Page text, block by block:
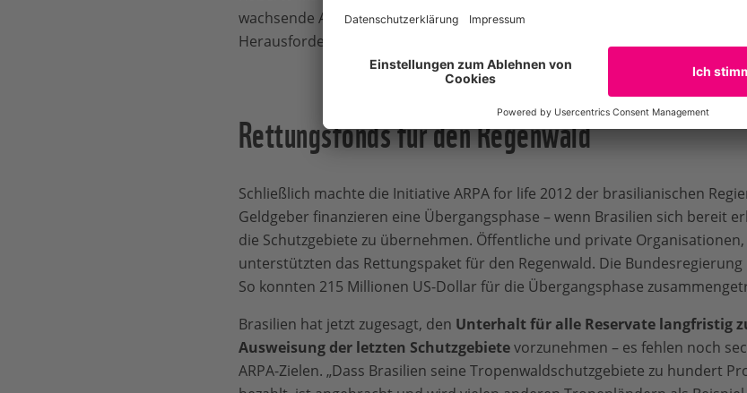
wachsende Anzahl von Schutzgebieten stellte das Programm vor immer
Herausforderungen.
Rettungsfonds für den Regenwald
Schließlich machte die Initiative ARPA for life 2012 der brasilianischen
Geldgeber finanzieren eine Übergangsphase – wenn Brasilien sich bereit
die Schutzgebiete zu übernehmen. Öffentliche und private
unterstützten das Rettungspaket für den Regenwald. Die
So konnten 215 Millionen US-Dollar für die Übergangsphase
Brasilien hat jetzt zugesagt, den Unterhalt für alle Reservate langfristig
Ausweisung der letzten Schutzgebietevorzunehmen – es fehlen noch
ARPA-Zielen. „Dass Brasilien seine Tropenwaldschutzgebiete zu hundert